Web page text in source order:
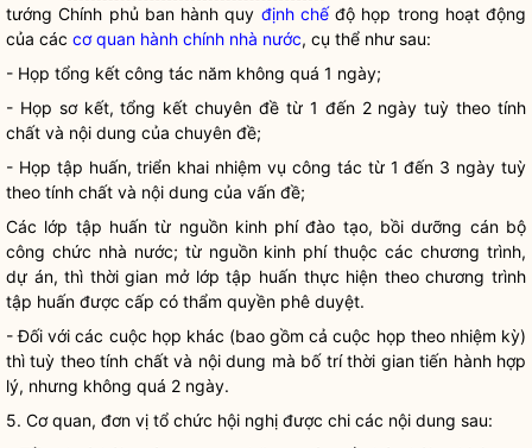
tướng Chính phủ ban hành quy định chếđộ họp trong hoạt động
của các cơ quan hành chính nhà nước, cụ thể như sau:
- Họp tổng kết công tác năm không quá 1 ngày;
- Họp sơ kết, tổng kết chuyên đề từ 1 đến 2 ngày tuỳ theo tính
chất và nội dung của chuyên đề;
- Họp tập huấn, triển khai nhiệm vụ công tác từ 1 đến 3 ngày tuỳ
theo tính chất và nội dung của vấn đề;
Các lớp tập huấn từ nguồn kinh phí đào tạo, bồi dưỡng cán bộ
công chức nhà nước; từ nguồn kinh phí thuộc các chương trình,
dự án, thì thời gian mở lớp tập huấn thực hiện theo chương trình
tập huấn được cấp có thẩm quyền phê duyệt.
- Đối với các cuộc họp khác (bao gồm cả cuộc họp theo nhiệm kỳ)
thì tuỳ theo tính chất và nội dung mà bố trí thời gian tiến hành hợp
lý, nhưng không quá 2 ngày.
5. Cơ quan, đơn vị tổ chức hội nghị được chi các nội dung sau: